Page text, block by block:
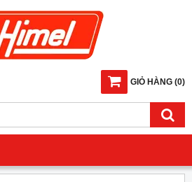
GIỎ HÀNG (0)